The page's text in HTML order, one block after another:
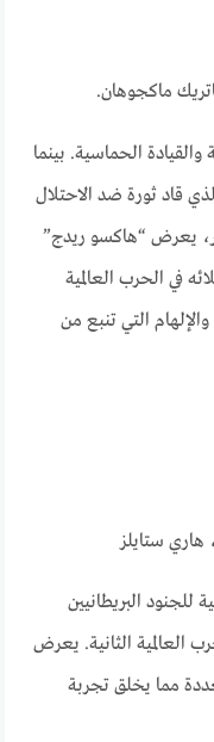
ماكجوهان.
الحماسية. بينما
قاد ثورة ضد الاحتلال
يعرض “هاكسو ريدج”
في الحرب العالمية
التي تنبع من
هاري ستايلز
للجنود البريطانيين
العالمية الثانية. يعرض
مما يخلق تجربة